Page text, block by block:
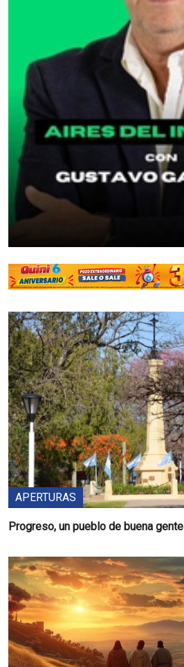
APERTURAS
Progreso, un pueblo de buena gente